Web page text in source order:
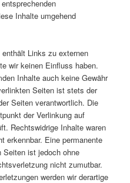
Inhalte umgehend
Links zu externen
wir keinen Einfluss haben.
Inhalte auch keine Gewähr
Seiten ist stets der
Seiten verantwortlich. Die
der Verlinkung auf
Rechtswidrige Inhalte waren
erkennbar. Eine permanente
Seiten ist jedoch ohne
nicht zumutbar.
werden wir derartige